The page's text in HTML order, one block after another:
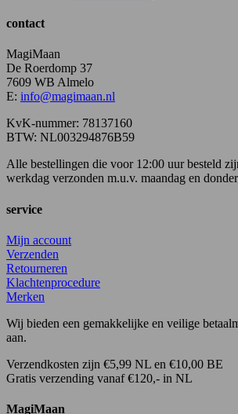
contact
MagiMaan
De Roerdomp 37
7609 WB Almelo
E: info@magimaan.nl
KvK-nummer: 78137160
BTW: NL003294876B59
Alle bestellingen die voor 12:00 uur besteld
werkdag verzonden m.u.v. maandag en
service
Mijn account
Verzenden
Retourneren
Klachtenprocedure
Merken
Wij bieden een gemakkelijke en veilige
aan.
Verzendkosten zijn €5,99 NL en €10,00 BE
Gratis verzending vanaf €120,- in NL
MagiMaan